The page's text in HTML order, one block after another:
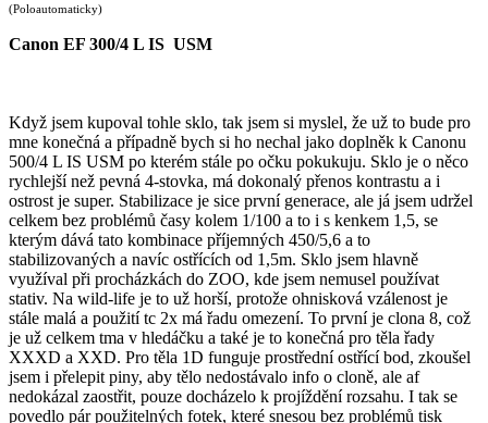
(Poloautomaticky)
Canon EF 300/4 L IS USM
Když jsem kupoval tohle sklo, tak jsem si myslel, že už to bude pro
mne konečná a případně bych si ho nechal jako doplněk k Canonu
500/4 L IS USM po kterém stále po očku pokukuju. Sklo je o něco
rychlejší než pevná 4-stovka, má dokonalý přenos kontrastu a i
ostrost je super. Stabilizace je sice první generace, ale já jsem udržel
celkem bez problémů časy kolem 1/100 a to i s kenkem 1,5, se
kterým dává tato kombinace příjemných 450/5,6 a to
stabilizovaných a navíc ostřících od 1,5m. Sklo jsem hlavně
využíval při procházkách do ZOO, kde jsem nemusel používat
stativ. Na wild-life je to už horší, protože ohnisková vzálenost je
stále malá a použití tc 2x má řadu omezení. To první je clona 8, což
je už celkem tma v hledáčku a také je to konečná pro těla řady
XXXD a XXD. Pro těla 1D funguje prostřední ostřící bod, zkoušel
jsem i přelepit piny, aby tělo nedostávalo info o cloně, ale af
nedokázal zaostřit, pouze docházelo k projíždění rozsahu. I tak se
povedlo pár použitelných fotek, které snesou bez problémů tisk